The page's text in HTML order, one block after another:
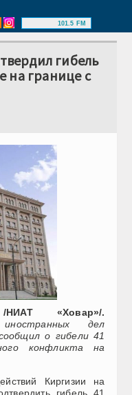
101.5 FM
гибель
на границе с
«Ховар»/.
дел
о гибели 41
конфликта на
Киргизии на
гибель 41